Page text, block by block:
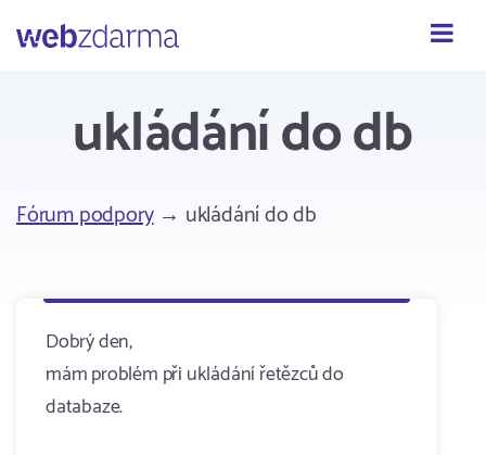
Webzdarma
ukládání do db
Fórum podpory→ ukládání do db
Dobrý den,
mám problém při ukládání řetězců do
databaze.